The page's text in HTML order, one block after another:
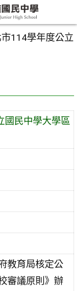
114學年度公立
國民中學大學區
教育局核定公
審議原則》辦